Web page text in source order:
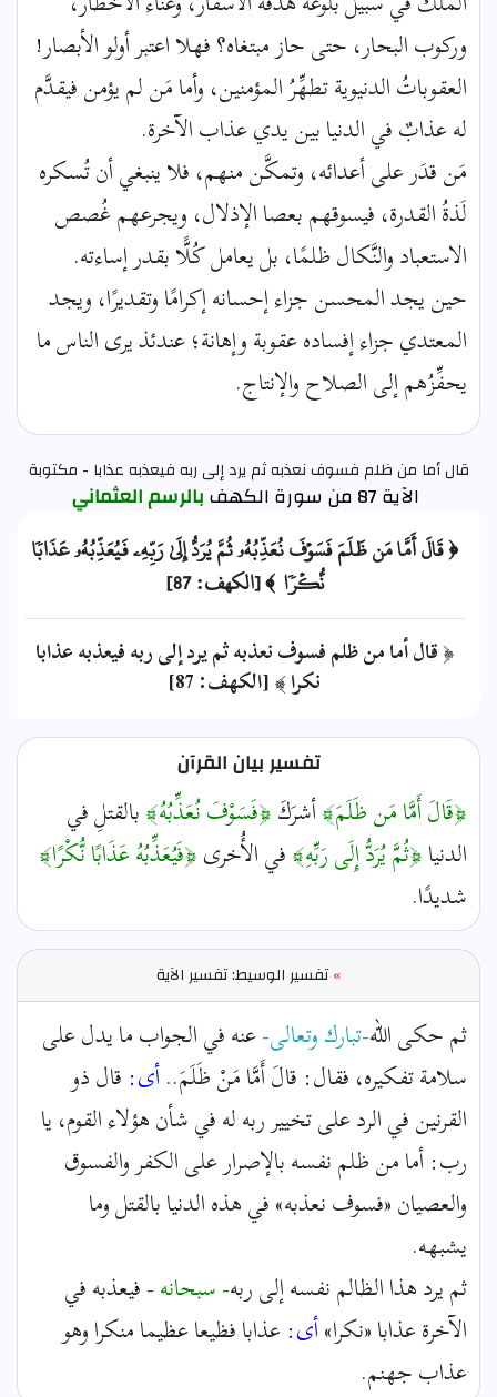
وركوب البحار، حتى حاز مبتغاه؟ فهلا اعتبر أولو الأبصار!
العقوباتُ الدنيوية تطهِّرُ المؤمنين، وأما مَن لم يؤمن فيقدَّم
له عذابٌ في الدنيا بين يدي عذاب الآخرة.
مَن قدَر على أعدائه، وتمكَّن منهم، فلا ينبغي أن تُسكره
لَذةُ القدرة، فيسوقهم بعصا الإذلال، ويجرعهم غُصص
الاستعباد والنَّكال ظلمًا، بل يعامل كُلًّا بقدر إساءته.
حين يجد المحسن جزاء إحسانه إكرامًا وتقديرًا، ويجد
المعتدي جزاء إفساده عقوبة وإهانة؛ عندئذ يرى الناس ما
يحفِّزُهم إلى الصلاح والإنتاج.
قال أما من ظلم فسوف نعذبه ثم يرد إلى ربه فيعذبه عذابا - مكتوبة
الآية 87 من سورة الكهف بالرسم العثماني
﴿ قَالَ أَمَّا مَن ظَلَمَ فَسَوۡفَ نُعَذِّبُهُۥ ثُمَّ يُرَدُّ إِلَىٰ رَبِّهِۦ فَيُعَذِّبُهُۥ عَذَابٗا
نُّكۡرٗا ﴾ [الكهف: 87]
﴿ قال أما من ظلم فسوف نعذبه ثم يرد إلى ربه فيعذبه عذابا
نكرا ﴾ [الكهف: 87]
تفسير بيان القرآن
﴿قَالَ أَمَّا مَن ظَلَمَ﴾أشرَكَ﴿فَسَوْفَ نُعَذِّبُهُ﴾بالقتلِ في
الدنيا﴿ثُمَّ يُرَدُّ إِلَى رَبِّهِ﴾في الأُخرى﴿فَيُعَذِّبُهُ عَذَابًا نُّكْرًا﴾
شديدًا.
»تفسير الوسيط: تفسير الآية
ثم حكى الله-تبارك وتعالى-عنه في الجواب ما يدل على
سلامة تفكيره، فقال: قالَ أَمَّا مَنْ ظَلَمَ..أى: قال ذو
القرنين في الرد على تخيير ربه له في شأن هؤلاء القوم، يا
رب: أما من ظلم نفسه بالإصرار على الكفر والفسوق
والعصيان «فسوف نعذبه» في هذه الدنيا بالقتل وما
يشبهه.
ثم يرد هذا الظالم نفسه إلى ربه- سبحانه -فيعذبه في
الآخرة عذابا «نكرا»أى:عذابا فظيعا عظيما منكرا وهو
عذاب جهنم.